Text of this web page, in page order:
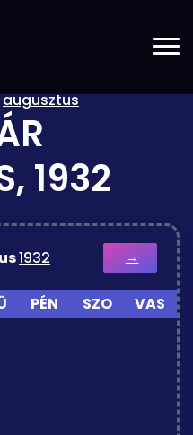
augusztus
1932
1932 →
PÉN SZO VAS